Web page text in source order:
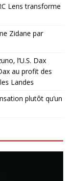
Lens transforme
Zidane par
l’U.S. Dax
au profit des
Landes
plutôt qu’un